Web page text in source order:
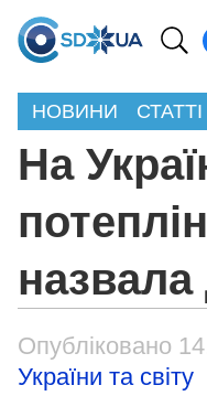
НОВИНИ СТАТТІ
На
назвала
Опубліковано
України та світу